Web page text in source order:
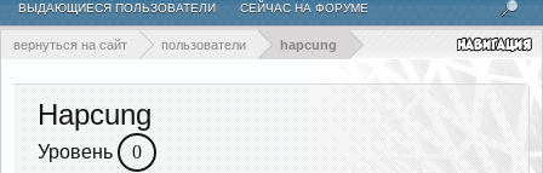
вернуться на сайт пользователи hapcung
Hapcung
Уровень 0
ВЫДАЮЩИЕСЯ ПОЛЬЗОВАТЕЛИ СЕЙЧАС НА ФОРУМЕ
НЕДАВНЯЯ АКТИВНОСТЬ НОВЫЕ СООБЩЕНИЯ ПРОФИЛЯ